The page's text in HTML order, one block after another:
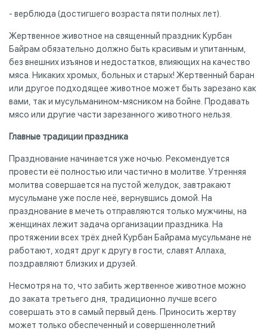
- верблюда (достигшего возраста пяти полных лет).
Жертвенное животное на священный праздник Курбан
Байрам обязательно должно быть красивым и упитанным,
без внешних изъянов и недостатков, влияющих на качество
мяса. Никаких хромых, больных и старых! Жертвенный баран
или другое подходящее животное может быть зарезано как
вами, так и мусульманином-мясником на бойне. Продавать
мясо или другие части зарезанного животного нельзя.
Главные традиции праздника
Празднование начинается уже ночью. Рекомендуется
провести её полностью или частично в молитве. Утренняя
молитва совершается на пустой желудок, завтракают
мусульмане уже после неё, вернувшись домой. На
празднование в мечеть отправляются только мужчины, на
женщинах лежит задача организации праздника. На
протяжении всех трёх дней Курбан Байрама мусульмане не
работают, ходят друг к другу в гости, славят Аллаха,
поздравляют близких и друзей.
Несмотря на то, что забить жертвенное животное можно
до заката третьего дня, традиционно лучше всего
совершать это в самый первый день. Приносить жертву
может только обеспеченный и совершеннолетний